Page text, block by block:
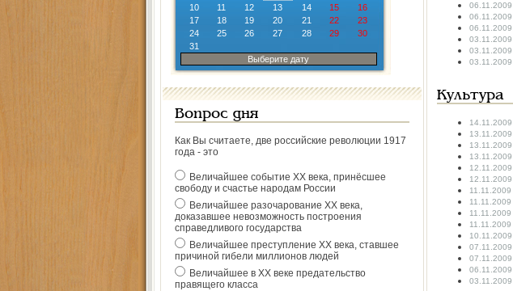
10
11 12 13 14 15
16
17
18 19 20 21 22
23
24
25 26 27 28 29
30
31
Выберите дату
Вопрос дня
Как Вы считаете, две российские революции 1917
года - это
Величайшее событие ХХ века, принёсшее
свободу и счастье народам России
Величайшее разочарование ХХ века,
доказавшее невозможность построения
справедливого государства
Величайшее преступление ХХ века, ставшее
причиной гибели миллионов людей
Величайшее в ХХ веке предательство
правящего класса
06.11.2009
06.11.2009
06.11.2009
03.11.2009
03.11.2009
03.11.2009
Культура
14.11.2009
13.11.2009
13.11.2009
13.11.2009
12.11.2009
12.11.2009
11.11.2009
11.11.2009
11.11.2009
11.11.2009
10.11.2009
07.11.2009
07.11.2009
06.11.2009
03.11.2009